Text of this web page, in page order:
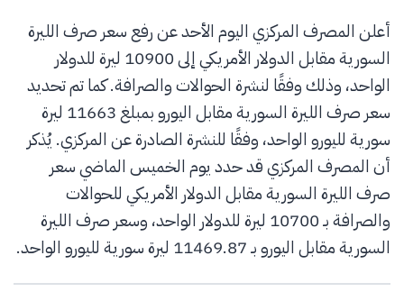
أعلن المصرف المركزي اليوم الأحد عن رفع سعر صرف الليرة
السورية مقابل الدولار الأمريكي إلى 10900 ليرة للدولار
الواحد، وذلك وفقًا لنشرة الحوالات والصرافة. كما تم تحديد
سعر صرف الليرة السورية مقابل اليورو بمبلغ 11663 ليرة
سورية لليورو الواحد، وفقًا للنشرة الصادرة عن المركزي. يُذكر
أن المصرف المركزي قد حدد يوم الخميس الماضي سعر
صرف الليرة السورية مقابل الدولار الأمريكي للحوالات
والصرافة بـ 10700 ليرة للدولار الواحد، وسعر صرف الليرة
السورية مقابل اليورو بـ 11469.87 ليرة سورية لليورو الواحد.